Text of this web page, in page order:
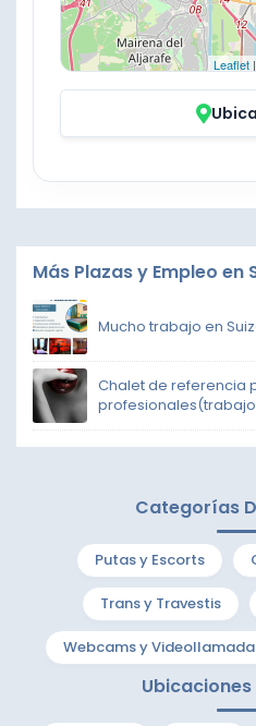
Leaflet
Más Plazas y Empleo en
Mucho trabajo en
Chalet de referencia
Categorías
Putas y Escorts
Trans y Travestis
Webcams y